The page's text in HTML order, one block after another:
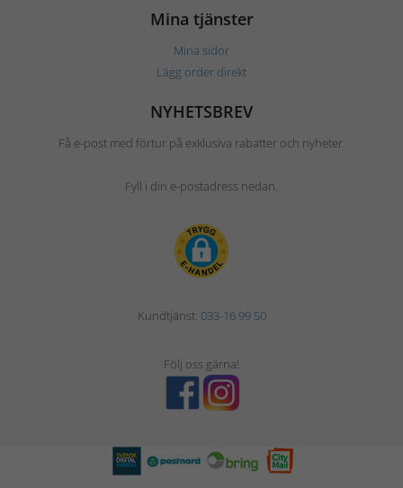
Mina tjänster
Mina sidor
Lägg order direkt
NYHETSBREV
Få e-post med förtur på exklusiva rabatter och nyheter.
Fyll i din e-postadress nedan.
Kundtjänst: 033-16 99 50
Följ oss gärna!